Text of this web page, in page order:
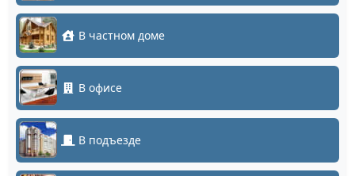
В частном доме
В офисе
В подъезде